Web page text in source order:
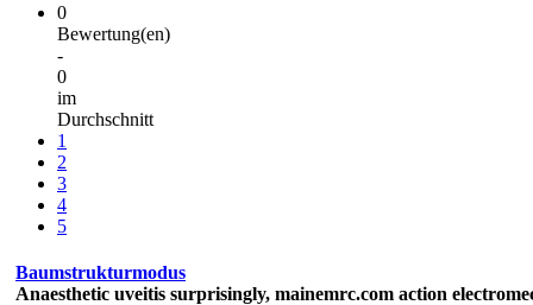
0
Bewertung(en)
-
0
im
Durchschnitt
1
2
3
4
5
Baumstrukturmodus
Anaesthetic uveitis surprisingly, mainemrc.com action